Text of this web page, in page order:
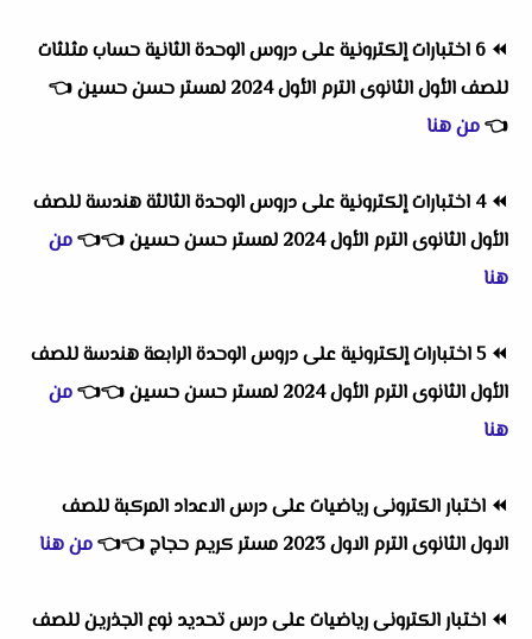
⏪
6 اختبارات إلكترونية على دروس الوحدة الثانية حساب مثلثات
للصف الأول الثانوى الترم الأول 2024 لمستر حسن حسين
👈
👈من هنا
⏪ 4 اختبارات إلكترونية على دروس الوحدة الثالثة هندسة للصف
الأول الثانوى الترم الأول 2024 لمستر حسن حسين
👈
👈من
هنا
⏪ 5 اختبارات إلكترونية على دروس الوحدة الرابعة هندسة للصف
الأول الثانوى الترم الأول 2024 لمستر حسن حسين
👈
👈من
هنا
⏪ اختبار الكترونى رياضيات على درس الاعداد المركبة للصف
الاول الثانوى الترم الاول 2023 مستر كريم حجاج
👈
👈من هنا
⏪ اختبار الكترونى رياضيات على درس تحديد نوع الجذرين للصف